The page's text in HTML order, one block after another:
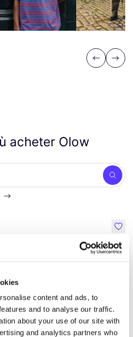
content and ads, to
and to analyse our traffic.
about your use of our site with
and analytics partners who
Previous
Next
acheter Olow
like